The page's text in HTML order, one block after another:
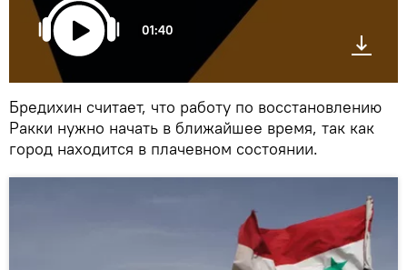
01:40
Бредихин считает, что работу по восстановлению
Ракки нужно начать в ближайшее время, так как
город находится в плачевном состоянии.